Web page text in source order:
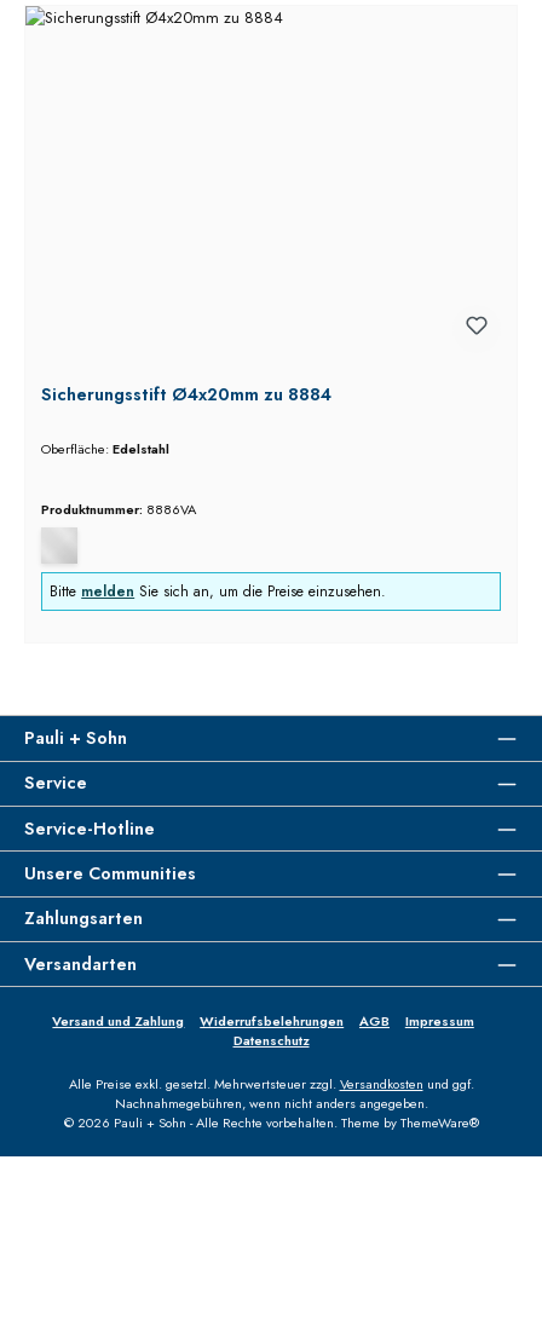
Sicherungsstift Ø4x20mm zu 8884
Oberfläche:Edelstahl
Produktnummer: 8886VA
Bitte melden Sie sich an, um die Preise einzusehen.
Pauli + Sohn
Service
Service-Hotline
Unsere Communities
Zahlungsarten
Versandarten
Versand und Zahlung Widerrufsbelehrungen AGB
Impressum
Datenschutz
Alle Preise exkl. gesetzl. Mehrwertsteuer zzgl.Versandkosten und ggf.
Nachnahmegebühren, wenn nicht anders angegeben.
© 2026 Pauli + Sohn - Alle Rechte vorbehalten. Theme byThemeWare®